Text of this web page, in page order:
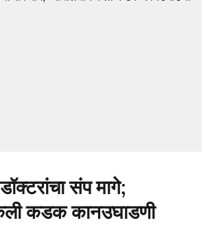
संप मागे;
कडक कानउघाडणी